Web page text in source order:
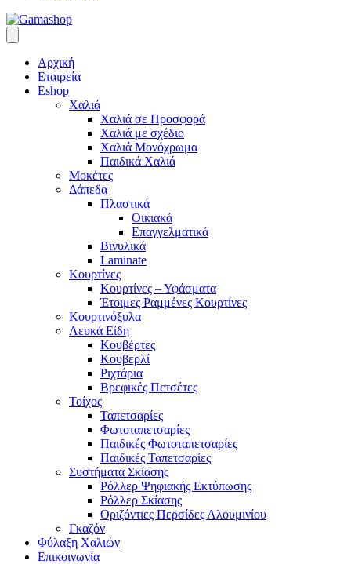
Αρχική
Εταιρεία
Eshop
Χαλιά
Χαλιά σε Προσφορά
Χαλιά με σχέδιο
Χαλιά Μονόχρωμα
Παιδικά Χαλιά
Μοκέτες
Δάπεδα
Πλαστικά
Οικιακά
Επαγγελματικά
Βινυλικά
Laminate
Κουρτίνες
Κουρτίνες – Υφάσματα
Έτοιμες Ραμμένες Κουρτίνες
Κουρτινόξυλα
Λευκά Είδη
Κουβέρτες
Κουβερλί
Ριχτάρια
Βρεφικές Πετσέτες
Τοίχος
Ταπετσαρίες
Φωτοταπετσαρίες
Παιδικές Φωτοταπετσαρίες
Παιδικές Ταπετσαρίες
Συστήματα Σκίασης
Ρόλλερ Ψηφιακής Εκτύπωσης
Ρόλλερ Σκίασης
Οριζόντιες Περσίδες Αλουμινίου
Γκαζόν
Φύλαξη Χαλιών
Επικοινωνία